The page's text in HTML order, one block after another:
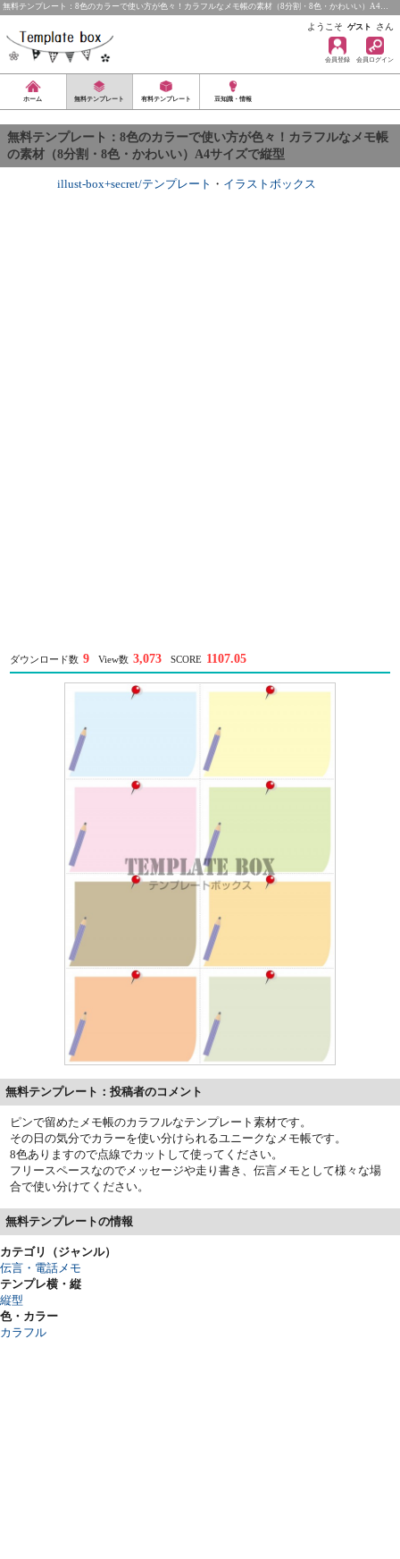
無料テンプレート：8色のカラーで使い方が色々！カラフルなメモ帳の素材（8分割・8色・かわいい）A4…
ようこそ ゲスト さん
会員登録 会員ログイン
ホーム 無料テンプレート 有料テンプレート 豆知識・情報
無料テンプレート：8色のカラーで使い方が色々！カラフルなメモ帳
の素材（8分割・8色・かわいい）A4サイズで縦型
illust-box+secret/テンプレート ・ イラストボックス
ダウンロード数 9 View数 3,073 SCORE 1107.05
無料テンプレート：投稿者のコメント
ピンで留めたメモ帳のカラフルなテンプレート素材です。
その日の気分でカラーを使い分けられるユニークなメモ帳です。
8色ありますので点線でカットして使ってください。
フリースペースなのでメッセージや走り書き、伝言メモとして様々な場
合で使い分けてください。
無料テンプレートの情報
カテゴリ（ジャンル）
伝言・電話メモ
テンプレ横・縦
縦型
色・カラー
カラフル